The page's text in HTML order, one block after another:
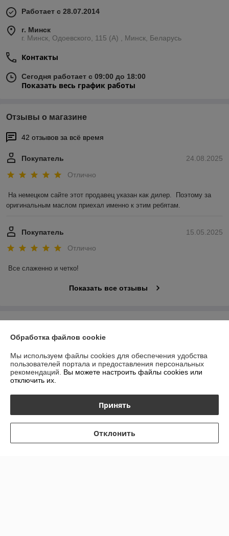
Работает с 28.07.2014
г. Минск
г. Минск, Одоевского, 115 (А) , Минск, Беларусь
Контакты
Сегодня работает с 09:00 до 18:00
Показать весь график работы
Отзывы о магазине
42 отзывов за всё время
24.08.2025
Покупатель
Отлично
На немецком сайте этот продавец указан как дилер.  Поэтому за
оригинальным маслом приехал именно к этим ребятам.
15.05.2025
Покупатель
Отлично
Все слаженно и четко!
Показать все отзывы
О нас
Доставка и оплата
График работы
Политика обработки cookies
Обработка файлов cookie
Мы используем файлы cookies для обеспечения удобства
пользователей портала и предоставления персональных
рекомендаций. Вы можете настроить файлы cookies или
отключить их.
Принять
Отклонить